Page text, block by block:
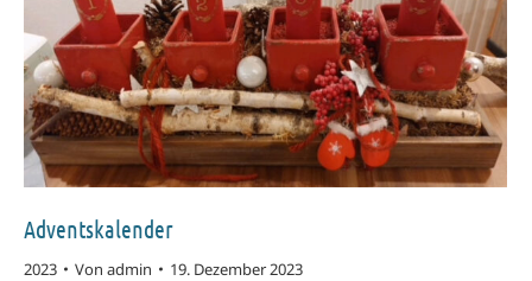
Adventskalender
2023 Von admin 19. Dezember 2023